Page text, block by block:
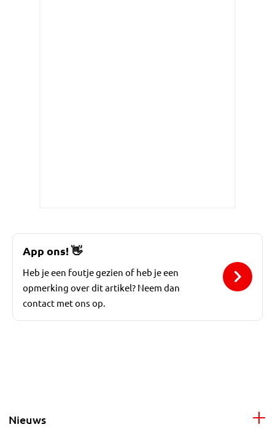
App ons!👋
Heb je een foutje gezien of heb je een
opmerking over dit artikel? Neem dan
contact met ons op.
Nieuws